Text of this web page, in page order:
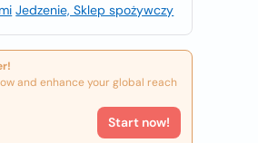
Jedzenie, Sklep spożywczy
and enhance your global reach
Start now!